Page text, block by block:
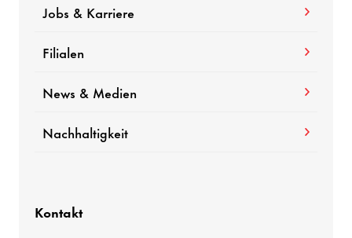
Jobs & Karriere
Filialen
News & Medien
Nachhaltigkeit
Kontakt